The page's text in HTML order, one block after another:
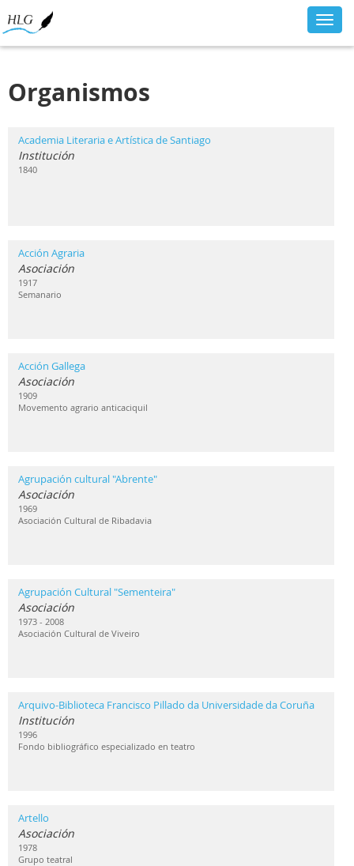
Organismos
Academia Literaria e Artística de Santiago
Institución
1840
Acción Agraria
Asociación
1917
Semanario
Acción Gallega
Asociación
1909
Movemento agrario anticaciquil
Agrupación cultural "Abrente"
Asociación
1969
Asociación Cultural de Ribadavia
Agrupación Cultural "Sementeira"
Asociación
1973 - 2008
Asociación Cultural de Viveiro
Arquivo-Biblioteca Francisco Pillado da Universidade da Coruña
Institución
1996
Fondo bibliográfico especializado en teatro
Artello
Asociación
1978
Grupo teatral